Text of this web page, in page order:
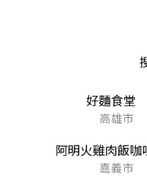
好麵食堂
高雄市
阿明火雞肉飯咖
嘉義市